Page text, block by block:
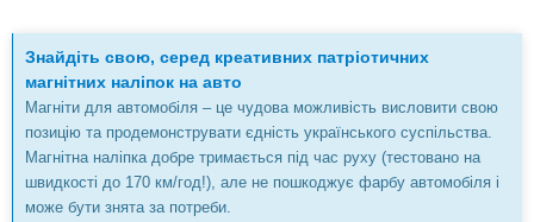
Знайдіть свою, серед креативних патріотичних
магнітних наліпок на авто
Магніти для автомобіля – це чудова можливість висловити свою
позицію та продемонструвати єдність українського суспільства.
Магнітна наліпка добре тримається під час руху (тестовано на
швидкості до 170 км/год!), але не пошкоджує фарбу автомобіля і
може бути знята за потреби.